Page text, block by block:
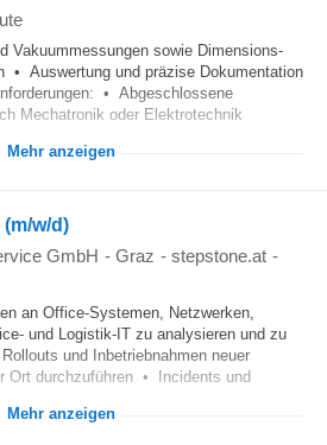
Vakuummessungen sowie Dimensions-
• Auswertung und präzise Dokumentation
• Abgeschlossene
Mechatronik oder Elektrotechnik
Mehr anzeigen
w/d)
GmbH - Graz - stepstone.at -
an Office-Systemen, Netzwerken,
und Logistik-IT zu analysieren und zu
und Inbetriebnahmen neuer
Ort durchzuführen • Incidents und
Mehr anzeigen